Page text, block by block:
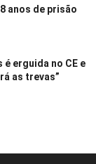
anos de prisão
erguida no CE e
as trevas”